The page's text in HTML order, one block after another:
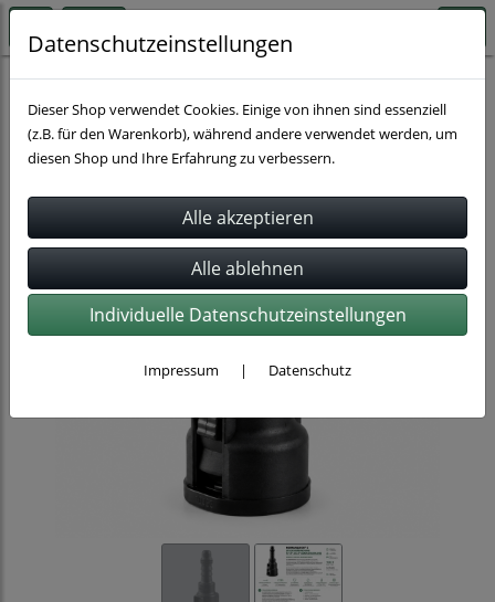
Schlauchverbindung Normaquick Normaquick S
Datenschutzeinstellungen
Dieser Shop verwendet Cookies. Einige von ihnen sind essenziell
(z.B. für den Warenkorb), während andere verwendet werden, um
diesen Shop und Ihre Erfahrung zu verbessern.
Individuelle Datenschutzeinstellungen
Impressum | Datenschutz